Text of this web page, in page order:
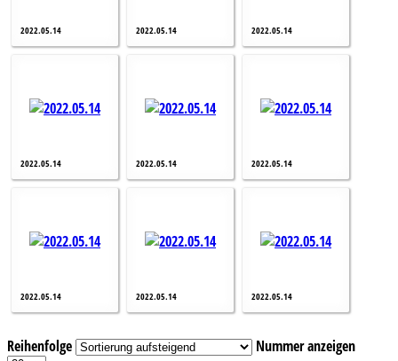
2022.05.14 2022.05.14 2022.05.14
2022.05.14 2022.05.14 2022.05.14
2022.05.14 2022.05.14 2022.05.14
Reihenfolge
Nummer anzeigen